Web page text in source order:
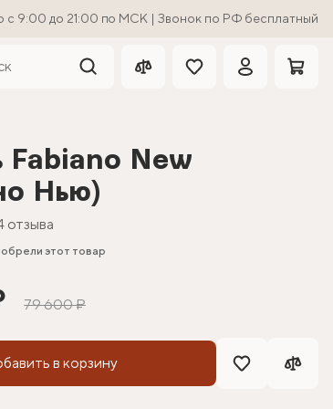
с 9:00 до 21:00 по МСК | Звонок по РФ бесплатный
Fabiano New
Нью)
отзыва
этот товар
79 600 ₽
в корзину